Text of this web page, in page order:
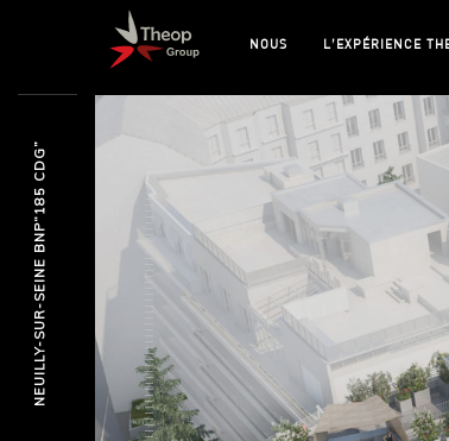
NOUS L’EXPÉRIENCE
NEUILLY-SUR-SEINE BNP“185 CDG”